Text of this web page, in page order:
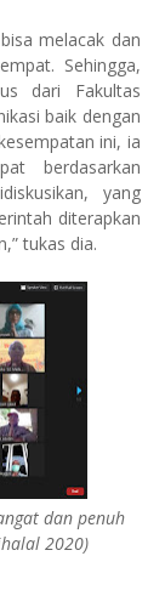
melacak dan
Sehingga,
dari Fakultas
baik dengan
ini, ia
berdasarkan
yang
diterapkan
tukas dia.
dan penuh
2020)